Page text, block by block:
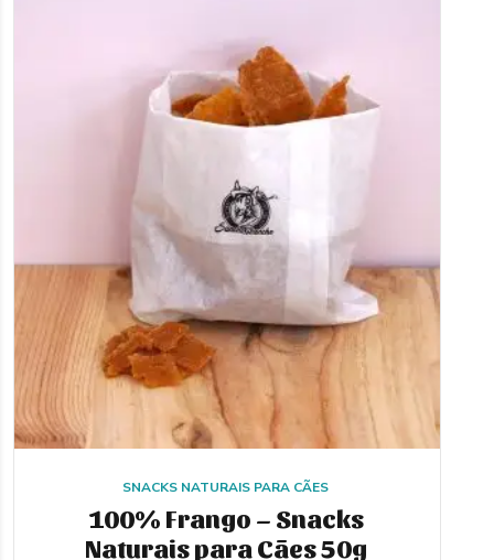
SNACKS NATURAIS PARA CÃES
100% Frango – Snacks
Naturais para Cães 50g